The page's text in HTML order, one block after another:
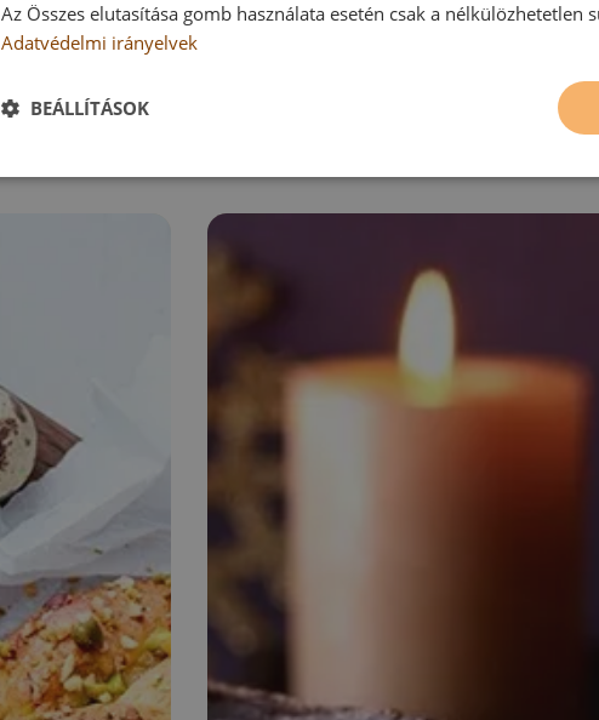
RECEPTAJÁNLÓ
Az Összes elutasítása gomb használata esetén csak a nélkülözhetetlen
Adatvédelmi irányelvek
BEÁLLÍTÁSOK